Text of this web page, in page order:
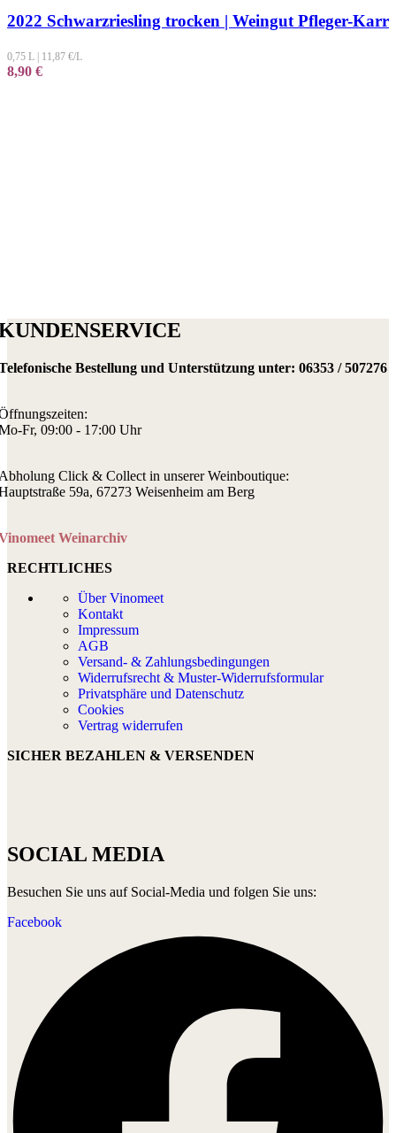
2022 Schwarzriesling trocken | Weingut Pfleger-Karr
0,75 L | 11,87 €/L
8,90 €
Bestellung und Unterstützung unter: 06353 / 507276
Fr, 09:00 - 17:00 Uhr
Click & Collect in unserer Weinboutique:
59a, 67273 Weisenheim am Berg
Weinarchiv
RECHTLICHES
Über Vinomeet
Kontakt
Impressum
AGB
Versand- & Zahlungsbedingungen
Widerrufsrecht & Muster-Widerrufsformular
Privatsphäre und Datenschutz
Cookies
Vertrag widerrufen
SICHER BEZAHLEN & VERSENDEN
SOCIAL MEDIA
Besuchen Sie uns auf Social-Media und folgen Sie uns:
Facebook